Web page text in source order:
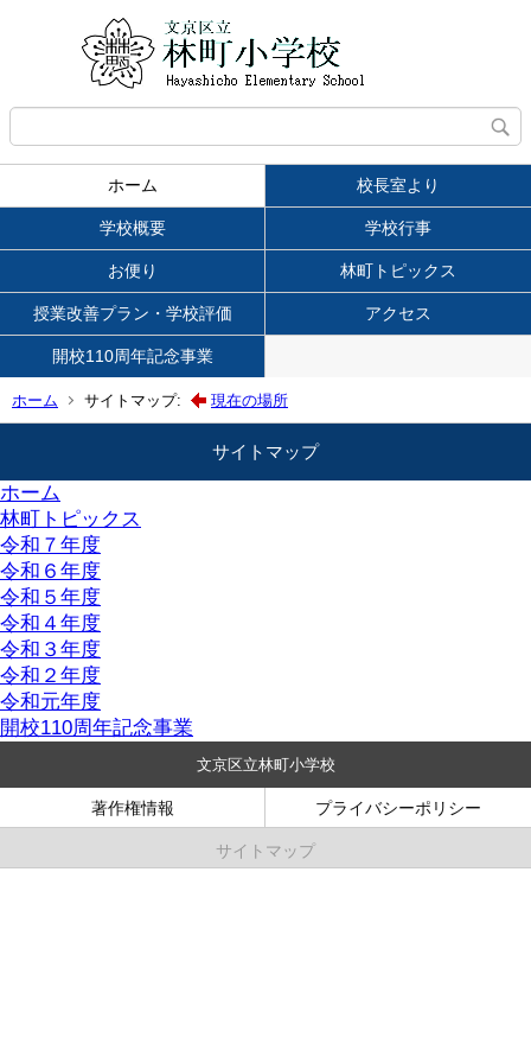
ホーム 校長室より
学校概要 学校行事
お便り 林町トピックス
授業改善プラン・学校評価 アクセス
開校110周年記念事業
ホーム サイトマップ: 現在の場所
サイトマップ
ホーム
林町トピックス
令和７年度
令和６年度
令和５年度
令和４年度
令和３年度
令和２年度
令和元年度
開校110周年記念事業
文京区立林町小学校
著作権情報 プライバシーポリシー
サイトマップ